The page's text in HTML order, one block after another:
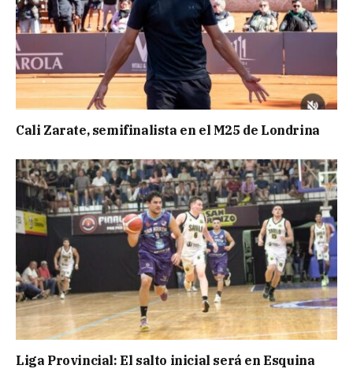
Cali Zarate, semifinalista en el M25 de Londrina
Liga Provincial: El salto inicial será en Esquina